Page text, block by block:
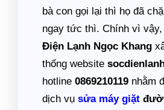
bà con gọi lại thì họ đã
ngay tức thì. Chính vì vậy,
Điện Lạnh Ngọc Khang
thống website
hotline 0869210119 nhằm
dịch vụ sửa máy giặt